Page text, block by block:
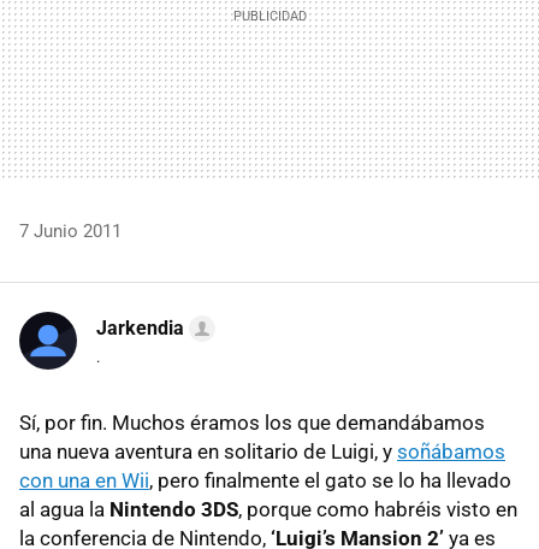
7 Junio 2011
Jarkendia
.
Sí, por fin. Muchos éramos los que demandábamos
una nueva aventura en solitario de Luigi, y soñábamos
con una en Wii, pero finalmente el gato se lo ha llevado
al agua la Nintendo 3DS, porque como habréis visto en
la conferencia de Nintendo, ‘Luigi’s Mansion 2’ ya es